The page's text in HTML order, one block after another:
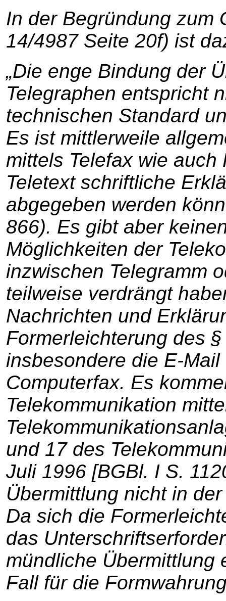
In der Begründung zum
14/4987 Seite 20f) ist
„Die enge Bindung der
Telegraphen entspricht
technischen Standard
Es ist mittlerweile
mittels Telefax wie
Teletext schriftliche
abgegeben werden
866). Es gibt aber
Möglichkeiten der
inzwischen Telegramm
teilweise verdrängt
Nachrichten und
Formerleichterung des
insbesondere die E-
Computerfax. Es
Telekommunikation
und 17 des
Juli 1996 [BGBl. I S.
Übermittlung nicht in
Da sich die
das
mündliche Übermittlung
Fall für die